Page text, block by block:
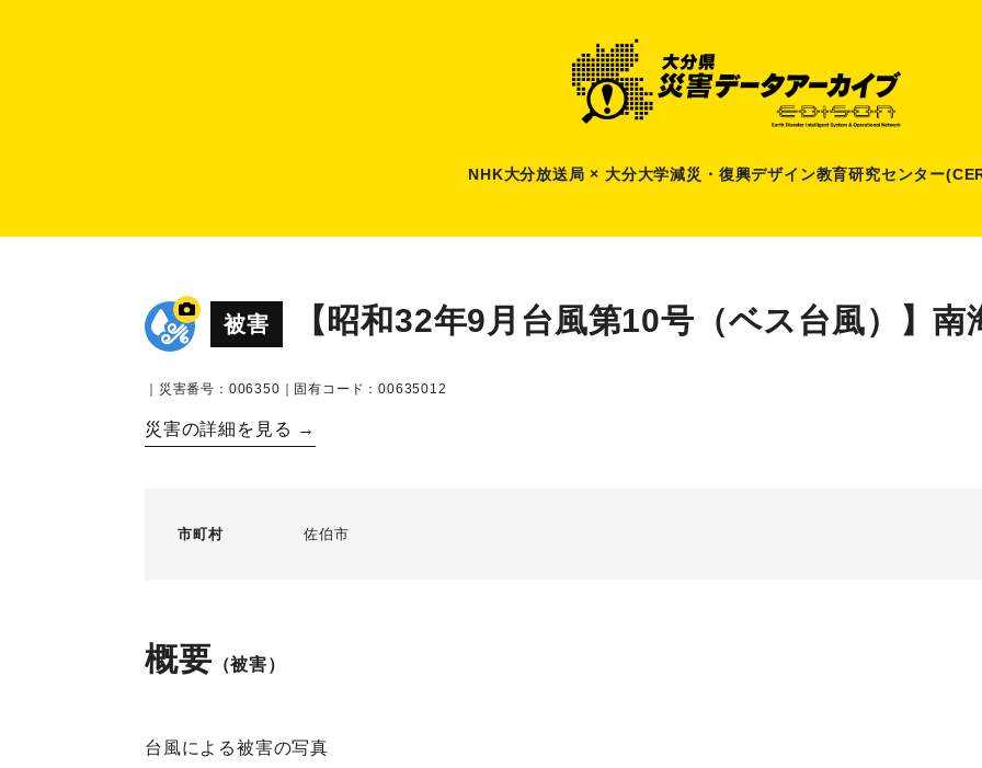
NHK大分放送局 × 大分大学減災 ・ 復興デザイン教育研究センター
被害 【昭和32年9月台風第10号（ベス台風）】
｜災害番号：006350｜固有コード：00635012
災害の詳細を見る →
市町村 佐伯市
概要 （被害）
台風による被害の写真